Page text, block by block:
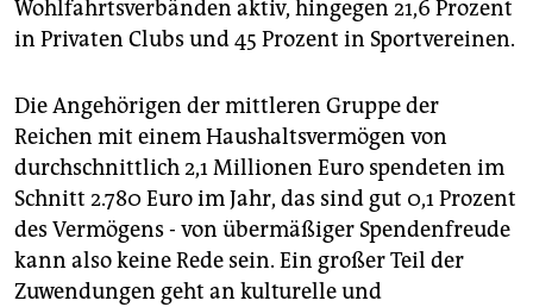
Wohlfahrtsverbänden aktiv, hingegen 21,6 Prozent
in Privaten Clubs und 45 Prozent in Sportvereinen.
Die Angehörigen der mittleren Gruppe der
Reichen mit einem Haushaltsvermögen von
durchschnittlich 2,1 Millionen Euro spendeten im
Schnitt 2.780 Euro im Jahr, das sind gut 0,1 Prozent
des Vermögens - von übermäßiger Spendenfreude
kann also keine Rede sein. Ein großer Teil der
Zuwendungen geht an kulturelle und